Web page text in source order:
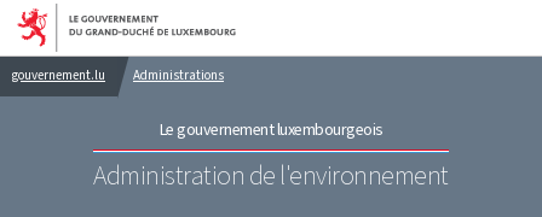
Aller au menu principal
Aller au contenu
gouvernement.lu Administrations
Le gouvernement luxembourgeois
Administration de l'environnement